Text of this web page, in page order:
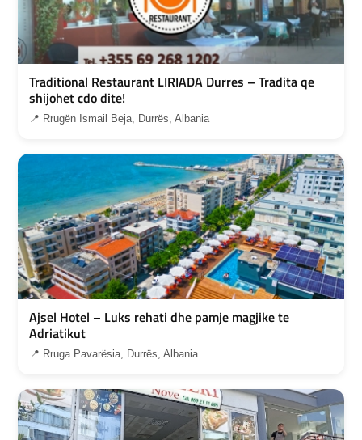
Traditional Restaurant LIRIADA Durres – Tradita qe
shijohet cdo dite!
📍 Rrugën Ismail Beja, Durrës, Albania
Ajsel Hotel – Luks rehati dhe pamje magjike te
Adriatikut
📍 Rruga Pavarësia, Durrës, Albania